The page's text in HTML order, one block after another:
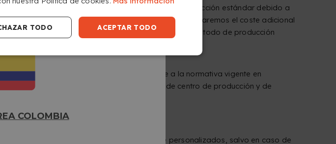
USA
COLOMBIA
o prioritario, pero lo recibes como método de producción estándar debido a
entre ambos métodos. Es decir, te reembolsaremos el coste adicional
reembolso la diferencia entre el coste de envío de método de producción
con la mayor confidencialidad
, conforme a la normativa vigente en
Tan solo el personal de nuestro de centro de producción y de
a él.
pasado este tiempo son destruidos.
del consumidor o claramente personalizados, salvo en caso de
ACEPTAR TODO
TODO